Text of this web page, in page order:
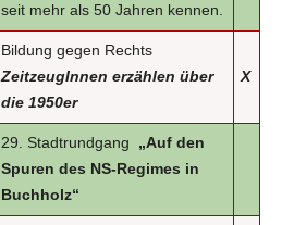
seit mehr als 50 Jahren kennen.
Bildung gegen Rechts
ZeitzeugInnen erzählen über
die 1950er
X
29. Stadtrundgang „Auf den
Spuren des NS-Regimes in
Buchholz“